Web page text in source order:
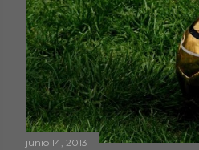
junio 14, 2013